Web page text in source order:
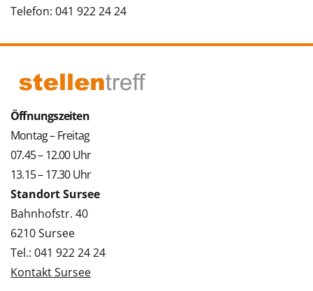
Telefon: 041 922 24 24
Öffnungszeiten
Montag – Freitag
07.45 – 12.00 Uhr
13.15 – 17.30 Uhr
Standort Sursee
Bahnhofstr. 40
6210 Sursee
Tel.: 041 922 24 24
Kontakt Sursee